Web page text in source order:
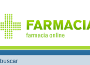
buscar